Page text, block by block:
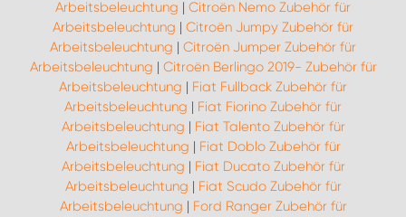
Arbeitsbeleuchtung | Citroën Nemo Zubehör für
Arbeitsbeleuchtung | Citroën Jumpy Zubehör für
Arbeitsbeleuchtung | Citroën Jumper Zubehör für
Arbeitsbeleuchtung | Citroën Berlingo 2019- Zubehör für
Arbeitsbeleuchtung | Fiat Fullback Zubehör für
Arbeitsbeleuchtung | Fiat Fiorino Zubehör für
Arbeitsbeleuchtung | Fiat Talento Zubehör für
Arbeitsbeleuchtung | Fiat Doblo Zubehör für
Arbeitsbeleuchtung | Fiat Ducato Zubehör für
Arbeitsbeleuchtung | Fiat Scudo Zubehör für
Arbeitsbeleuchtung | Ford Ranger Zubehör für